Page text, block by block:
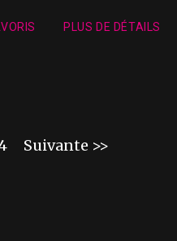
PLUS DE DÉTAILS
Suivante >>